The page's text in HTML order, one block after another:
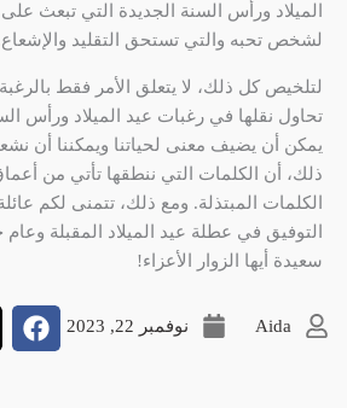
الميلاد ورأس السنة الجديدة التي تبعث
لشخص تحبه والتي تستحق التقليد
لتلخيص كل ذلك، لا يتعلق الأمر فقط
تحاول نقلها في رغبات عيد الميلاد ورأس
يمكن أن يضيف معنى لحياتنا ويمكننا أن
ذلك، أن الكلمات التي ننطقها تأتي من
التوفيق في عطلة عيد الميلاد المقبلة
سعيدة أيها الزوار الأعزاء!
Aida نوفمبر 22, 2023